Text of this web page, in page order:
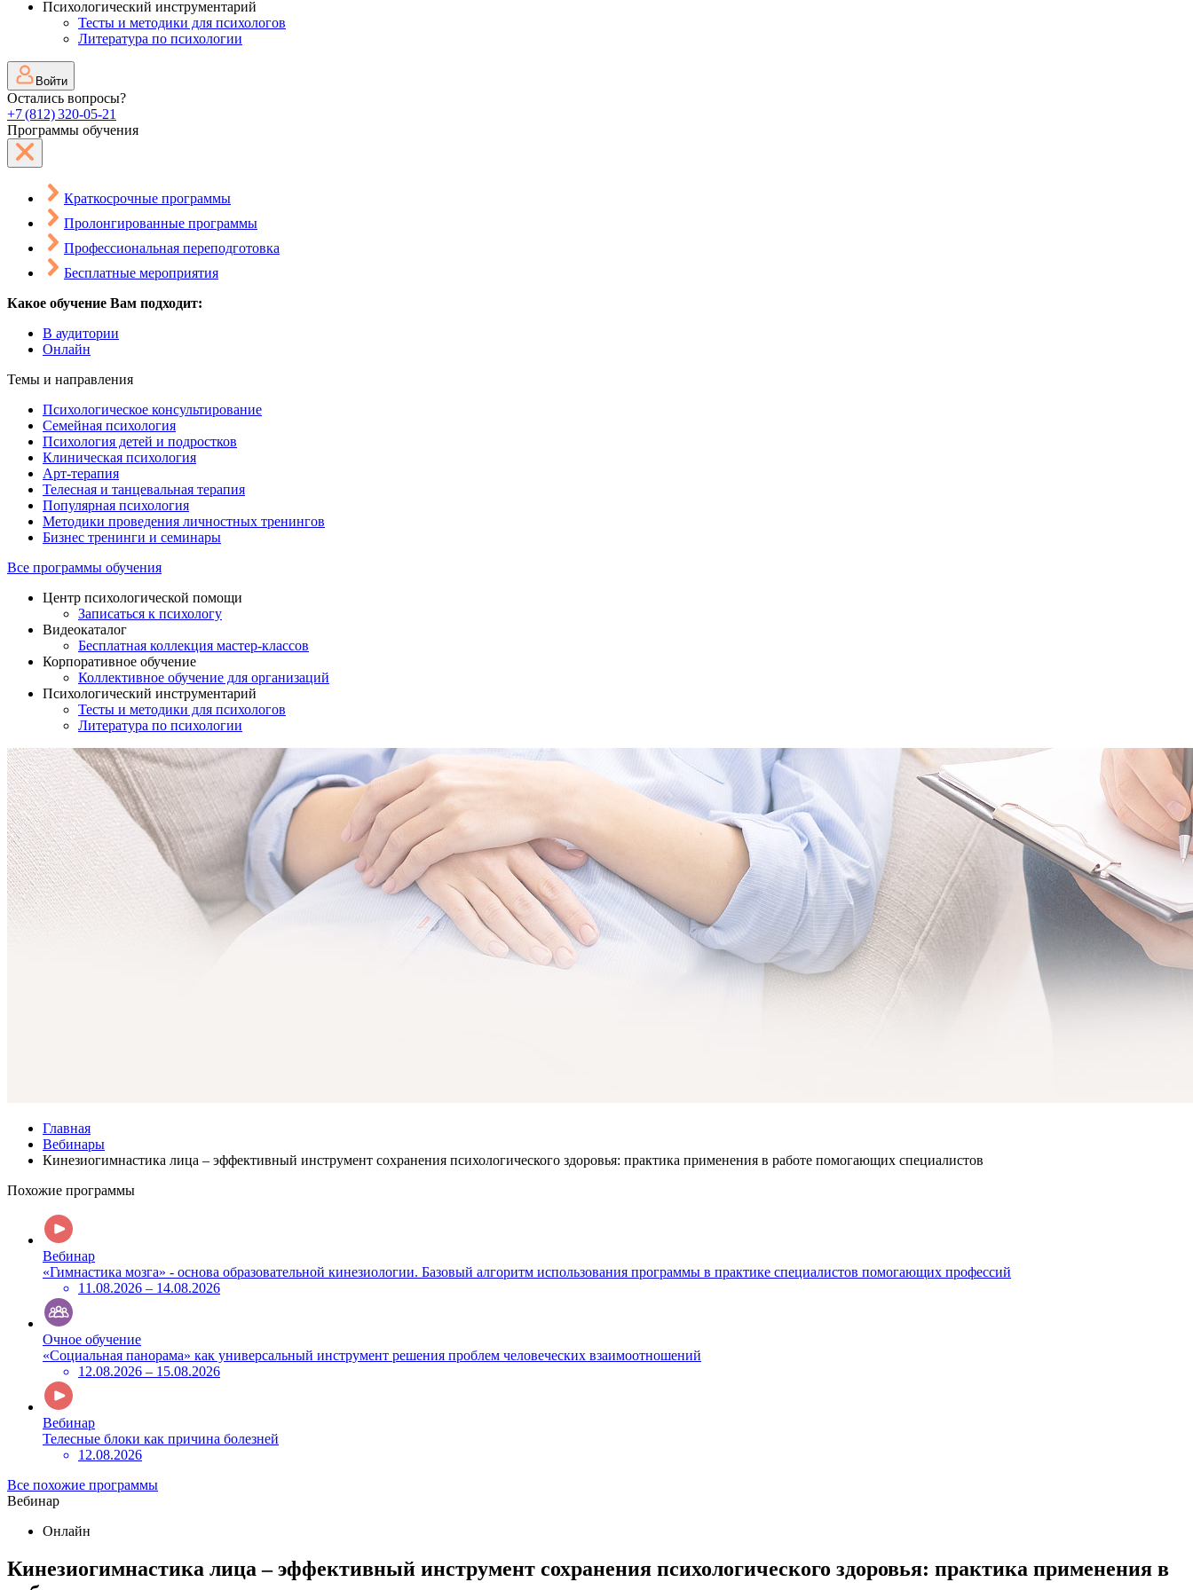
Психологический инструментарий
Тесты и методики для психологов
Литература по психологии
Войти
Остались вопросы?
+7 (812) 320-05-21
Программы обучения
Краткосрочные программы
Пролонгированные программы
Профессиональная переподготовка
Бесплатные мероприятия
Какое обучение Вам подходит:
В аудитории
Онлайн
Темы и направления
Психологическое консультирование
Семейная психология
Психология детей и подростков
Клиническая психология
Арт-терапия
Телесная и танцевальная терапия
Популярная психология
Методики проведения личностных тренингов
Бизнес тренинги и семинары
Все программы обучения
Центр психологической помощи
Записаться к психологу
Видеокаталог
Бесплатная коллекция мастер-классов
Корпоративное обучение
Коллективное обучение для организаций
Психологический инструментарий
Тесты и методики для психологов
Литература по психологии
Главная
Вебинары
Кинезиогимнастика лица – эффективный инструмент сохранения психологического здоровья: практика применения в работе помогающих специалистов
Похожие программы
Вебинар
«Гимнастика мозга» - основа образовательной кинезиологии. Базовый алгоритм использования программы в практике специалистов помогающих профессий
11.08.2026 – 14.08.2026
Очное обучение
«Социальная панорама» как универсальный инструмент решения проблем человеческих взаимоотношений
12.08.2026 – 15.08.2026
Вебинар
Телесные блоки как причина болезней
12.08.2026
Все похожие программы
Вебинар
Онлайн
Кинезиогимнастика лица – эффективный инструмент сохранения психологического здоровья: практика применения в